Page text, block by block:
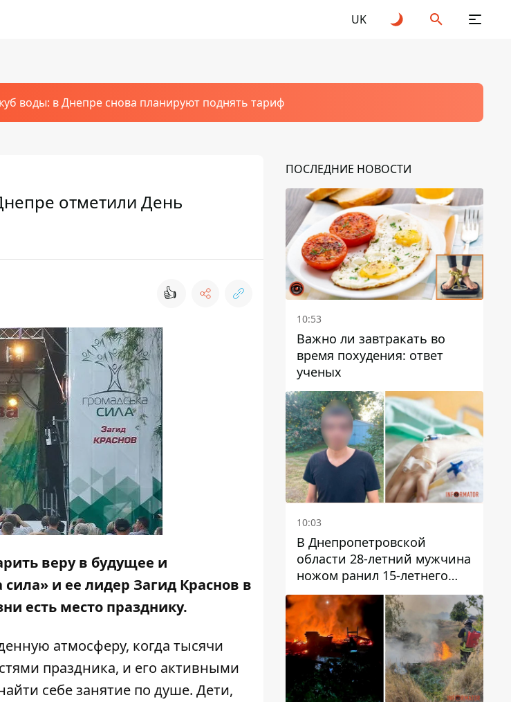
UK
воды: в Днепре снова планируют поднять тариф
отметили День
👍
веру в будущее и
и ее лидер Загид Краснов в
есть место празднику.
атмосферу, когда тысячи
праздника, и его активными
себе занятие по душе. Дети,
ПОСЛЕДНИЕ НОВОСТИ
10:53
Важно ли завтракать во
время похудения: ответ
ученых
10:03
В Днепропетровской
области 28-летний мужчина
ножом ранил 15-летнего
парня